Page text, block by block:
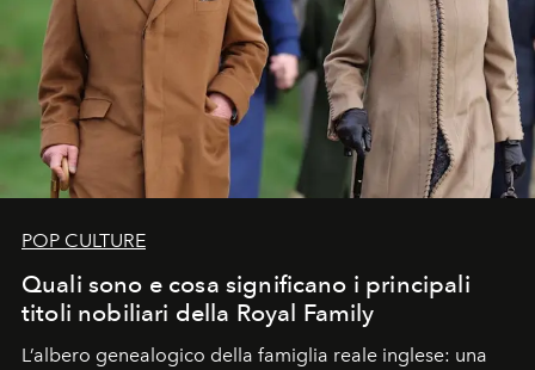
POP CULTURE
Quali sono e cosa significano i principali
titoli nobiliari della Royal Family
L’albero genealogico della famiglia reale inglese: una